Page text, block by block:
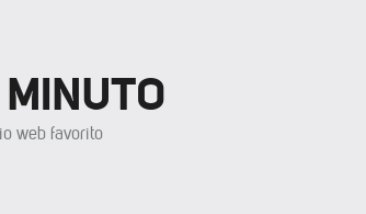
web favorito